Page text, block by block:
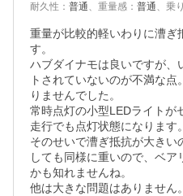
耐久性 ： 普通、 重量感 ： 普通、 乗
重量が比較的軽いわりに漕ぎ
す。
ハブダイナモは良いですが、
トされていないのが不満な
りませんでした。
常時点灯の小型LEDライトが
走行でも点灯状態になります。
そのせいで漕ぎ抵抗が大き
しても同様に重いので、ベ
かも知れませんね。
他は大きな問題はありません